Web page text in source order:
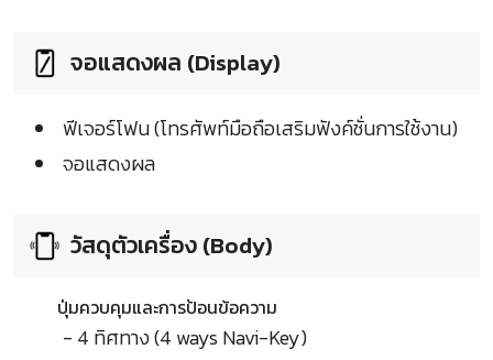
จอแสดงผล (Display)
ฟีเจอร์โฟน (โทรศัพท์มือถือเสริมฟังค์ชั่นการใช้งาน)
จอแสดงผล
วัสดุตัวเครื่อง (Body)
ปุ่มควบคุมและการป้อนข้อความ
- 4 ทิศทาง (4 ways Navi-Key)